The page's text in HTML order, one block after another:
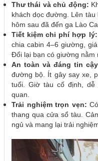
Thư thái và chủ động:
khách dọc đường. Lên
hôm sau đã đến ga Lào
Tiết kiệm chi phí hợp lý:
chia cabin 4–6 giường,
Đổi lại bạn có giường nằm
An toàn và đáng tin
đường bộ. Ít gây say xe,
tuổi. Giờ tàu cố định, dễ
quan.
Trải nghiệm trọn vẹn:
thang qua cửa sổ tàu.
ngủ và mang lại trải